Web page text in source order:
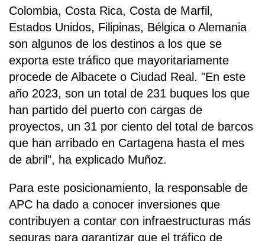
Colombia, Costa Rica, Costa de Marfil,
Estados Unidos, Filipinas, Bélgica o Alemania
son algunos de los destinos a los que se
exporta este tráfico que mayoritariamente
procede de Albacete o Ciudad Real. "En este
año 2023, son un total de 231 buques los que
han partido del puerto con cargas de
proyectos, un 31 por ciento del total de barcos
que han arribado en Cartagena hasta el mes
de abril", ha explicado Muñoz.
Para este posicionamiento, la responsable de
APC ha dado a conocer inversiones que
contribuyen a contar con infraestructuras más
seguras para garantizar que el tráfico de